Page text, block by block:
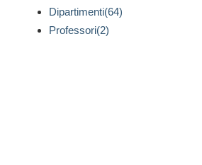
Dipartimenti(64)
Professori(2)